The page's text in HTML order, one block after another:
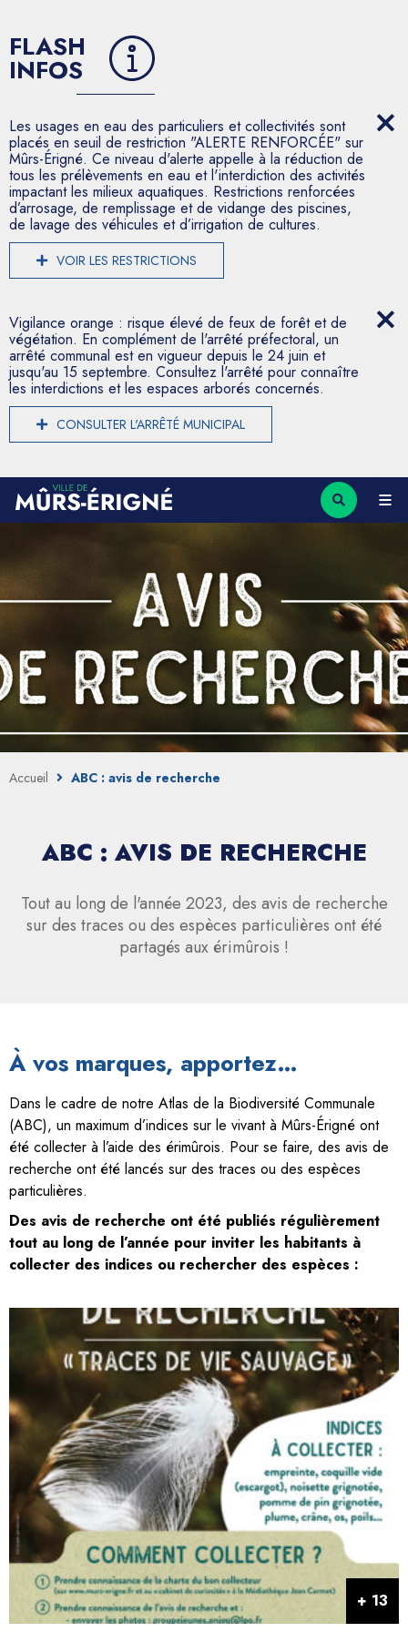
FLASH
INFOS
Les usages en eau des particuliers et collectivités sont
placés en seuil de restriction "ALERTE RENFORCÉE" sur
Mûrs-Érigné. Ce niveau d'alerte appelle à la réduction de
tous les prélèvements en eau et l'interdiction des activités
impactant les milieux aquatiques. Restrictions renforcées
d’arrosage, de remplissage et de vidange des piscines,
de lavage des véhicules et d’irrigation de cultures.
VOIR LES RESTRICTIONS
Vigilance orange : risque élevé de feux de forêt et de
végétation. En complément de l'arrêté préfectoral, un
arrêté communal est en vigueur depuis le 24 juin et
jusqu'au 15 septembre. Consultez l'arrêté pour connaître
les interdictions et les espaces arborés concernés.
CONSULTER L'ARRÊTÉ MUNICIPAL
Accueil ABC : avis de recherche
ABC : AVIS DE RECHERCHE
Tout au long de l'année 2023, des avis de recherche
sur des traces ou des espèces particulières ont été
partagés aux érimûrois !
À vos marques, apportez…
Dans le cadre de notre Atlas de la Biodiversité Communale
(ABC), un maximum d’indices sur le vivant à Mûrs-Érigné ont
été collecter à l’aide des érimûrois. Pour se faire, des avis de
recherche ont été lancés sur des traces ou des espèces
particulières.
Des avis de recherche ont été publiés régulièrement
tout au long de l’année pour inviter les habitants à
collecter des indices ou rechercher des espèces :